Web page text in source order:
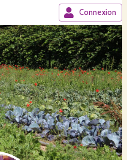
Connexion